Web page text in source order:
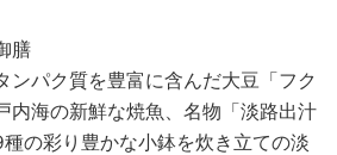
膳
ンパク質を豊富に含んだ大豆「フク
内海の新鮮な焼魚、名物「淡路出汁
の彩り豊かな小鉢を炊き立ての淡